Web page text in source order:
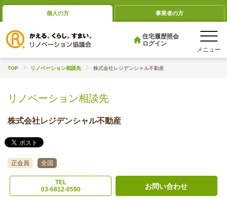
個人の方 事業者の方
住宅履歴照会
ログイン
TOP リノベーション相談先 株式会社レジデンシャル不動産
リノベーション相談先
株式会社レジデンシャル不動産
正会員 全国
TEL
03-6812-0590
お問い合わせ